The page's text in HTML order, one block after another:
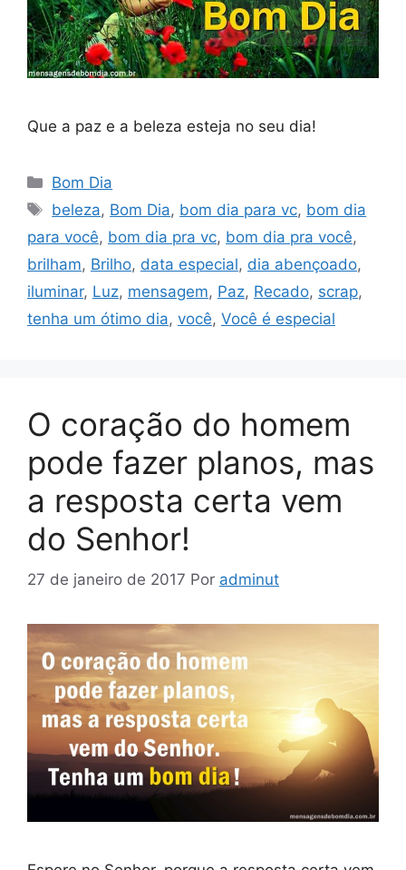
Que a paz e a beleza esteja no seu dia!
Categorias
Bom Dia
Tags
beleza, Bom Dia, bom dia para vc, bom dia
para você, bom dia pra vc, bom dia pra você,
brilham, Brilho, data especial, dia abençoado,
iluminar, Luz, mensagem, Paz, Recado, scrap,
tenha um ótimo dia, você, Você é especial
O coração do homem
pode fazer planos, mas
a resposta certa vem
do Senhor!
27 de janeiro de 2017 Por adminut